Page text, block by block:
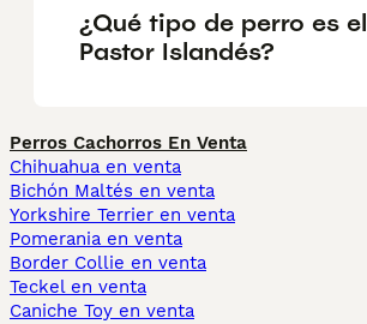
¿Qué tipo de perro es el
Pastor Islandés?
Perros Cachorros En Venta
Chihuahua en venta
Bichón Maltés en venta
Yorkshire Terrier en venta
Pomerania en venta
Border Collie en venta
Teckel en venta
Caniche Toy en venta